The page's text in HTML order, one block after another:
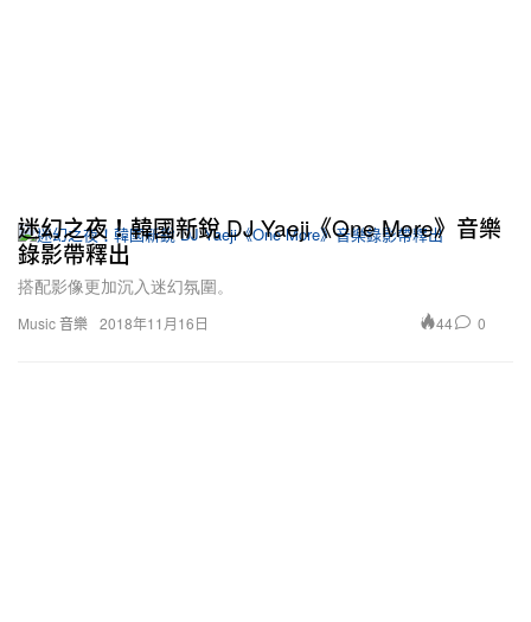
Music 音樂
迷幻之夜！韓國新銳 DJ Yaeji《One More》音樂
錄影帶釋出
搭配影像更加沉入迷幻氛圍。
2018年11月16日 44 0